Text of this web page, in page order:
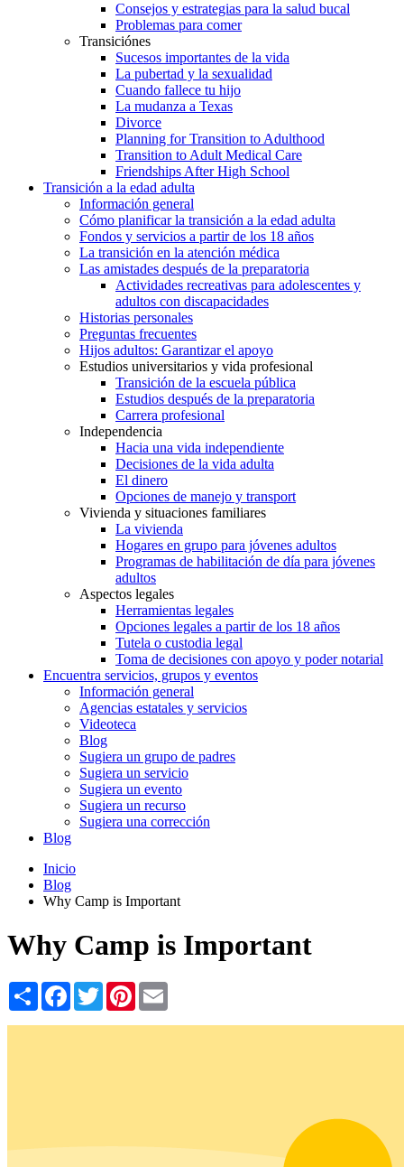
Consejos y estrategias para la salud bucal
Problemas para comer
Transiciónes
Sucesos importantes de la vida
La pubertad y la sexualidad
Cuando fallece tu hijo
La mudanza a Texas
Divorce
Planning for Transition to Adulthood
Transition to Adult Medical Care
Friendships After High School
Transición a la edad adulta
Información general
Cómo planificar la transición a la edad adulta
Fondos y servicios a partir de los 18 años
La transición en la atención médica
Las amistades después de la preparatoria
Actividades recreativas para adolescentes y
adultos con discapacidades
Historias personales
Preguntas frecuentes
Hijos adultos: Garantizar el apoyo
Estudios universitarios y vida profesional
Transición de la escuela pública
Estudios después de la preparatoria
Carrera profesional
Independencia
Hacia una vida independiente
Decisiones de la vida adulta
El dinero
Opciones de manejo y transport
Vivienda y situaciones familiares
La vivienda
Hogares en grupo para jóvenes adultos
Programas de habilitación de día para jóvenes
adultos
Aspectos legales
Herramientas legales
Opciones legales a partir de los 18 años
Tutela o custodia legal
Toma de decisiones con apoyo y poder notarial
Encuentra servicios, grupos y eventos
Información general
Agencias estatales y servicios
Videoteca
Blog
Sugiera un grupo de padres
Sugiera un servicio
Sugiera un evento
Sugiera un recurso
Sugiera una corrección
Blog
Inicio
Blog
Why Camp is Important
Why Camp is Important
Share Facebook
TwitterPinterest